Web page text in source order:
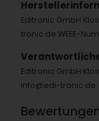
Editronic GmbH
tronic.de WEEE-
Editronic GmbH
info@edi-tronic.de